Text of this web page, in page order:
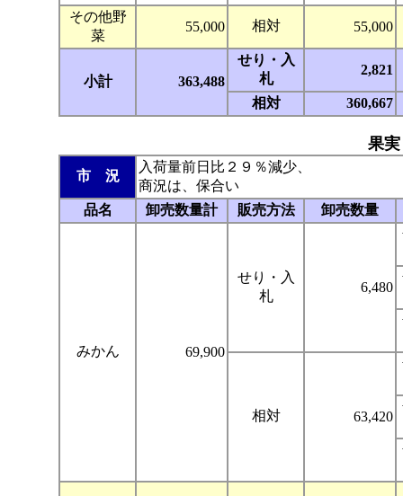
その他野
菜
55,000 相対 55,000
小計 363,488
せり・入
札
2,821
相対 360,667
果
市 況
入荷量前日比２９％減少、
商況は、保合い
品名
卸売数量計 販売方法 卸売数量
みかん 69,900
せり・入
札
6,480
相対 63,420